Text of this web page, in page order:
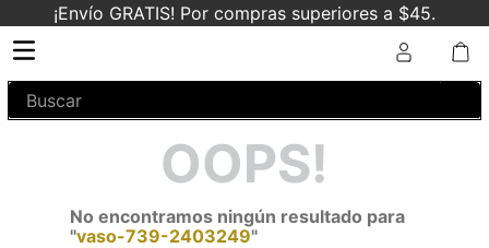
¡Envío GRATIS! Por compras superiores a $45.
Buscar
OOPS!
No encontramos ningún resultado para
"vaso-739-2403249"